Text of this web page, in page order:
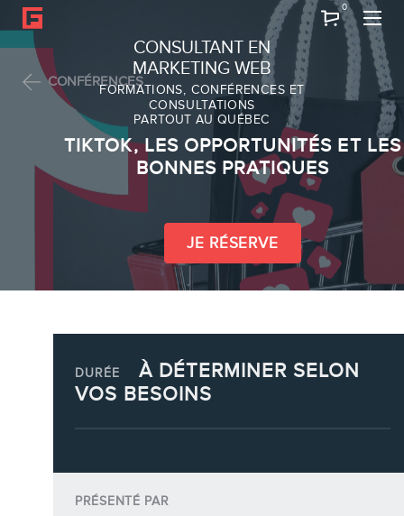
CONSULTANT EN
MARKETING WEB
FORMATIONS, CONFÉRENCES ET
CONSULTATIONS
PARTOUT AU QUÉBEC
0
À PROPOS
À propos
Équipe
SERVICES
CONFÉRENCES
TIKTOK, LES OPPORTUNITÉS ET LES
BONNES PRATIQUES
JE RÉSERVE
DURÉE
À DÉTERMINER SELON
VOS BESOINS
PRÉSENTÉ PAR